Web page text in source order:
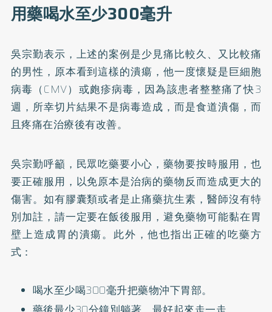
用藥喝水至少300毫升
吳宗勤表示，上述的案例是少見痛比較久、又比較痛
的男性，原本看到這樣的潰瘍，他一度懷疑是巨細胞
病毒（CMV）或皰疹病毒，因為該患者整整痛了快3
週，所幸切片結果不是病毒造成，而是食道潰傷，而
且疼痛在治療後有改善。
吳宗勤呼籲，民眾吃藥要小心，藥物要按時服用，也
要正確服用，以免原本是治病的藥物反而造成更大的
傷害。如有膠囊類或者是止痛藥抗生素，醫師沒有特
別加註，請一定要在飯後服用，避免藥物可能黏在胃
壁上造成胃的潰瘍。此外，他也指出正確的吃藥方
式：
喝水至少喝300毫升把藥物沖下胃部。